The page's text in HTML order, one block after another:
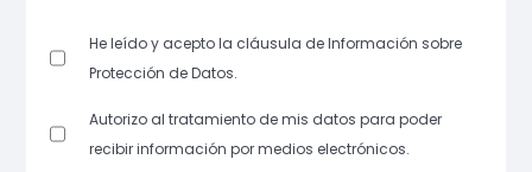
He leído y acepto la cláusula de Información sobre
Protección de Datos.
Autorizo al tratamiento de mis datos para poder
recibir información por medios electrónicos.